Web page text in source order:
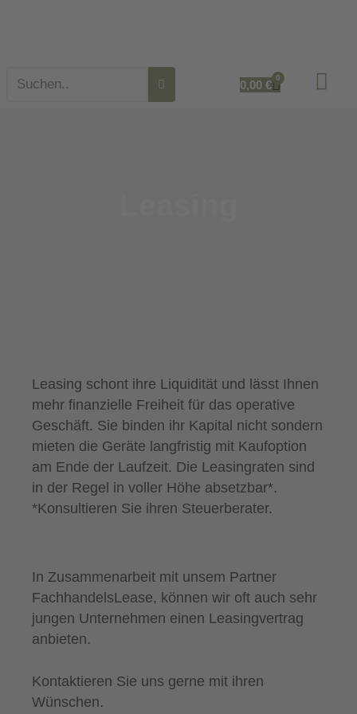
0,00€
0
Leasing schont ihre Liquidität und lässt Ihnen
mehr finanzielle Freiheit für das operative
Geschäft. Sie binden ihr Kapital nicht sondern
mieten die Geräte langfristig mit Kaufoption
am Ende der Laufzeit. Die Leasingraten sind
in der Regel in voller Höhe absetzbar*.
*Konsultieren Sie ihren Steuerberater.
In Zusammenarbeit mit unsem Partner
FachhandelsLease, können wir oft auch sehr
jungen Unternehmen einen Leasingvertrag
anbieten.
Kontaktieren Sie uns gerne mit ihren
Wünschen.